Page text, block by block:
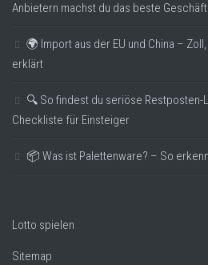
Anbietern machst du das beste Geschäft!
🌍 Import aus der EU und China –
erklärt
🔍 So findest du seriöse Restposten-
Checkliste für Einsteiger
📦 Was ist Palettenware? – So
Lotto spielen
Sitemap